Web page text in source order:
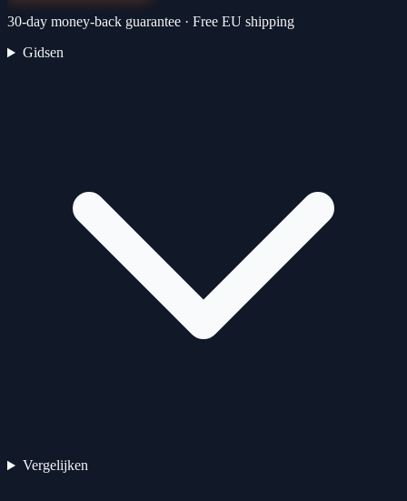
30-day money-back guarantee · Free EU shipping
Gidsen
Vergelijken